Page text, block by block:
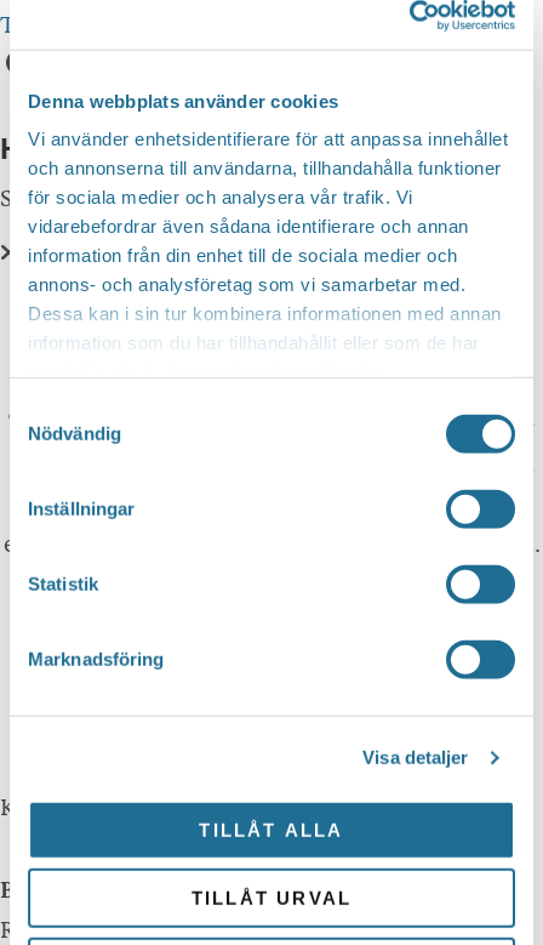
Denna webbplats använder cookies
Vi använder enhetsidentifierare för att anpassa innehållet
och annonserna till användarna, tillhandahålla funktioner
för sociala medier och analysera vår trafik. Vi
vidarebefordrar även sådana identifierare och annan
information från din enhet till de sociala medier och
annons- och analysföretag som vi samarbetar med.
Dessa kan i sin tur kombinera informationen med annan
information som du har tillhandahållit eller som de har
Nödvändig
Inställningar
Statistik
Marknadsföring
Visa detaljer
TILLÅT ALLA
TILLÅT URVAL
Translate
Hittar du inte vad du söker?
Sök här... SEARCH
Translate
You can translate this website with Google
Translate. It is important to remember that the
translation is being done by a machine and not
by a person. This means that you can never
expect the translation to be 100 percent correct.
mistakes in translations performed by Google
Translate.
Kontakta oss
Besöksadress
Repslagaregatan 13C